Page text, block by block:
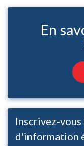
En
Inscrivez-
d'information